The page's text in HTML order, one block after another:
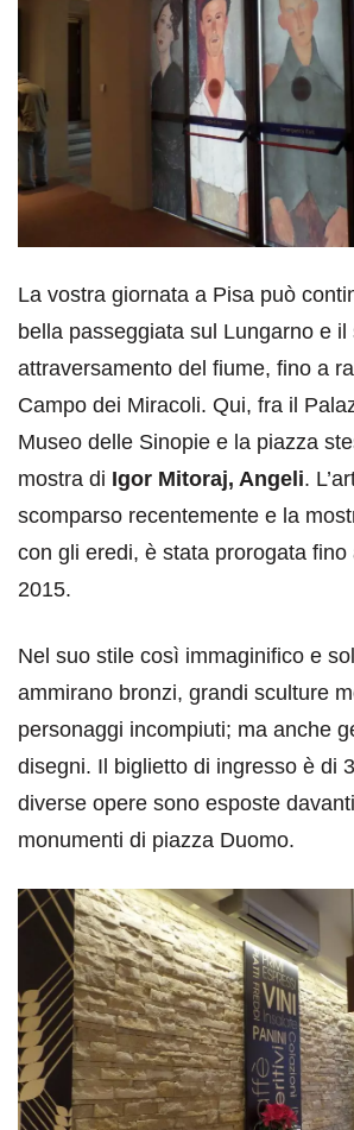
La vostra giornata a Pisa può
bella passeggiata sul Lungarno e il
attraversamento del fiume, fino a
Campo dei Miracoli. Qui, fra il
Museo delle Sinopie e la piazza
mostra di Igor Mitoraj, Angeli.
scomparso recentemente e la
con gli eredi, è stata prorogata fino
2015.
Nel suo stile così immaginifico e
ammirano bronzi, grandi sculture
personaggi incompiuti; ma anche
disegni. Il biglietto di ingresso è di
diverse opere sono esposte
monumenti di piazza Duomo.